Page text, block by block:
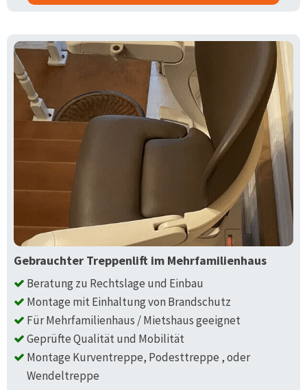
Gebrauchter Treppenlift im Mehrfamilienhaus
Beratung zu Rechtslage und Einbau
Montage mit Einhaltung von Brandschutz
Für Mehrfamilienhaus / Mietshaus geeignet
Geprüfte Qualität und Mobilität
Montage Kurventreppe, Podesttreppe , oder
Wendeltreppe